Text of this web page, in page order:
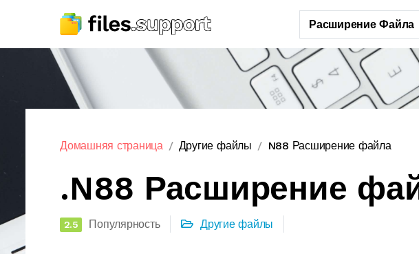
Расширение Файла
Домашняя страница Другие файлы N88 Расширение файла
.N88 Расширение
2.5 Популярность Другие файлы